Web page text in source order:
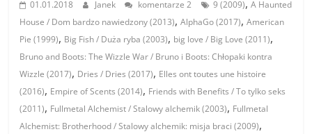
01.01.2018 Janek komentarze 2 9 (2009),A Haunted
House / Dom bardzo nawiedzony (2013),AlphaGo (2017),American
Pie (1999), Big Fish / Duża ryba (2003), big love / Big Love (2011),
Bruno and Boots: The Wizzle War / Bruno i Boots: Chłopaki kontra
Wizzle (2017), Dries / Dries (2017), Elles ont toutes une histoire
(2016), Empire of Scents (2014), Friends with Benefits / To tylko seks
(2011), Fullmetal Alchemist / Stalowy alchemik (2003), Fullmetal
Alchemist: Brotherhood / Stalowy alchemik: misja braci (2009),